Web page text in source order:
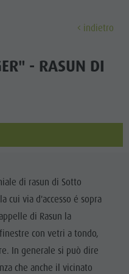
Famiglia e
Bambini
ESPERIENZE DA VIVERE
& Minigolf
indietro
- RASUN DI
di rasun di Sotto
cui via d'accesso é sopra
di Rasun la
con vetri a tondo,
In generale si può dire
che anche il vicinato